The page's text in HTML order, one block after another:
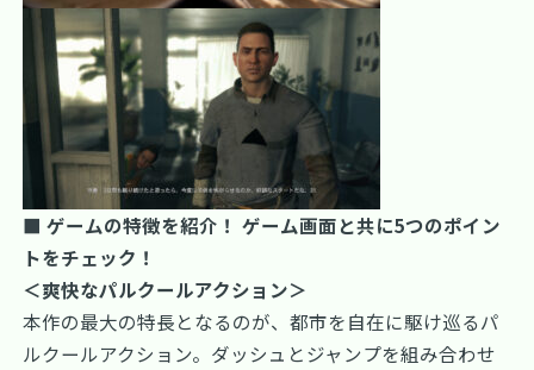
■ ゲームの特徴を紹介！ ゲーム画面と共に5つのポイン
トをチェック！
＜爽快なパルクールアクション＞
本作の最大の特長となるのが、都市を自在に駆け巡るパ
ルクールアクション。ダッシュとジャンプを組み合わせ